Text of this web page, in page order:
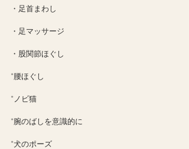
・足首まわし
・足マッサージ
・股関節ほぐし
*腰ほぐし
*ノビ猫
*腕のばしを意識的に
*犬のポーズ